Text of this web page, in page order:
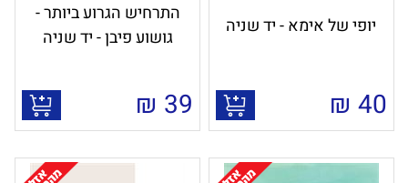
יופי של אימא - יד שניה
40
₪
התרחיש הגרוע ביותר -
גושוע פיבן - יד שניה
39
₪